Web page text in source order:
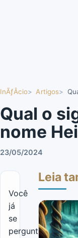
InÃƒÂ­cio Artigos
Qual o
nome
23/05/2024
Você
já
se
perguntou
Leia